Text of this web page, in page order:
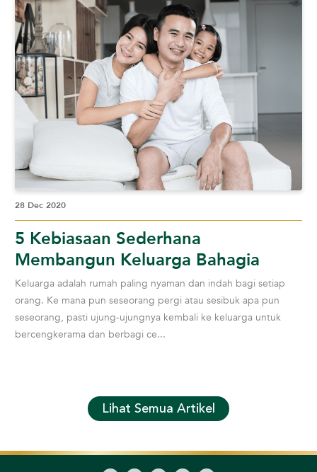
28 Dec 2020
5 Kebiasaan Sederhana
Membangun Keluarga Bahagia
Keluarga adalah rumah paling nyaman dan indah bagi setiap
orang. Ke mana pun seseorang pergi atau sesibuk apa pun
seseorang, pasti ujung-ujungnya kembali ke keluarga untuk
bercengkerama dan berbagi ce...
Lihat Semua Artikel